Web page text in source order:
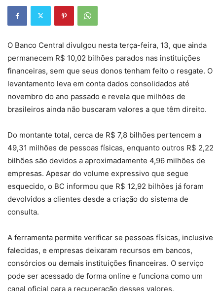
O Banco Central divulgou nesta terça-feira, 13, que ainda
permanecem R$ 10,02 bilhões parados nas instituições
financeiras, sem que seus donos tenham feito o resgate. O
levantamento leva em conta dados consolidados até
novembro do ano passado e revela que milhões de
brasileiros ainda não buscaram valores a que têm direito.
Do montante total, cerca de R$ 7,8 bilhões pertencem a
49,31 milhões de pessoas físicas, enquanto outros R$ 2,22
bilhões são devidos a aproximadamente 4,96 milhões de
empresas. Apesar do volume expressivo que segue
esquecido, o BC informou que R$ 12,92 bilhões já foram
devolvidos a clientes desde a criação do sistema de
consulta.
A ferramenta permite verificar se pessoas físicas, inclusive
falecidas, e empresas deixaram recursos em bancos,
consórcios ou demais instituições financeiras. O serviço
pode ser acessado de forma online e funciona como um
canal oficial para a recuperação desses valores.